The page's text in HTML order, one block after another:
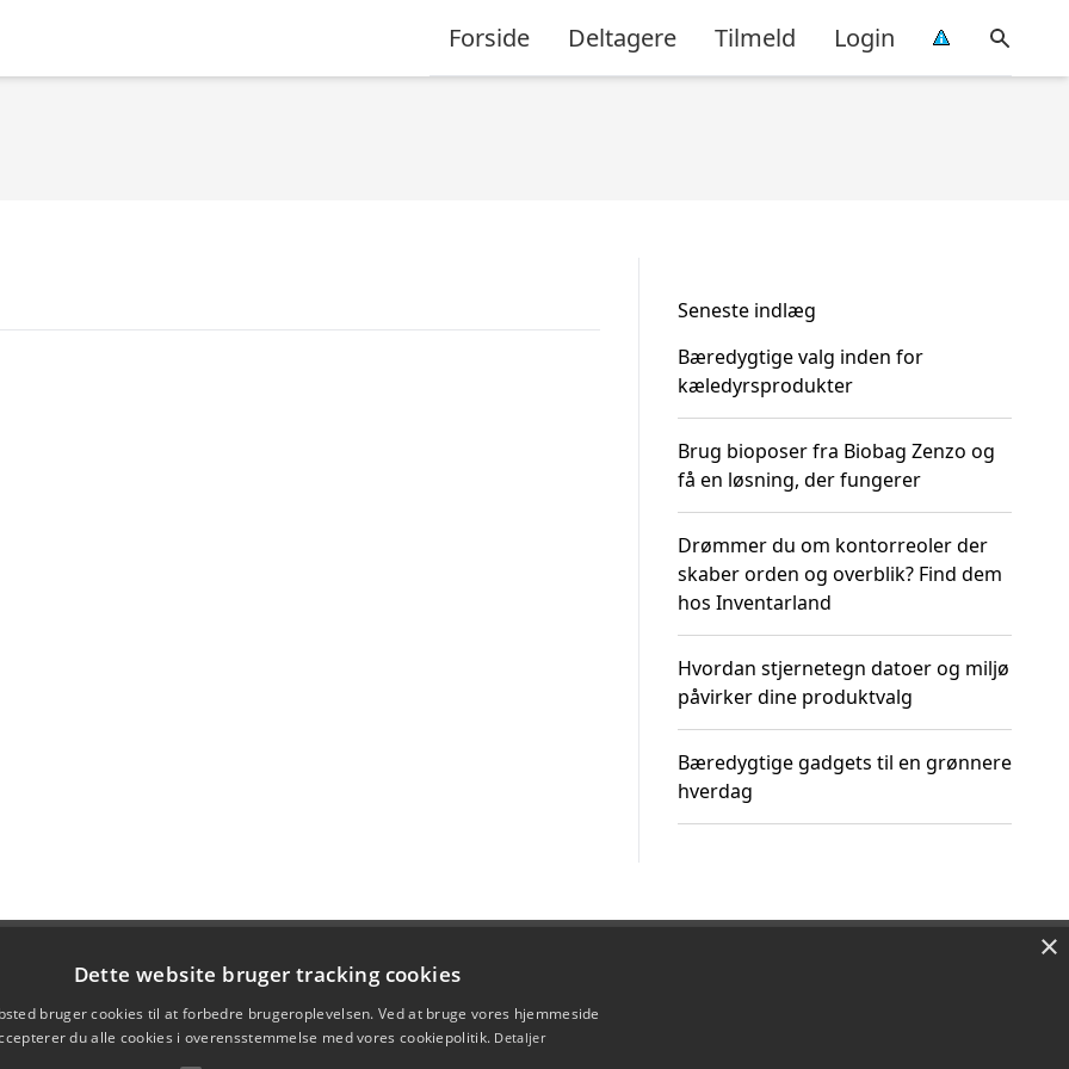
Forside Deltagere Tilmeld Login
Seneste indlæg
Bæredygtige valg inden for
kæledyrsprodukter
Brug bioposer fra Biobag Zenzo og
få en løsning, der fungerer
Drømmer du om kontorreoler der
skaber orden og overblik? Find dem
hos Inventarland
Hvordan stjernetegn datoer og miljø
påvirker dine produktvalg
Bæredygtige gadgets til en grønnere
hverdag
×
Dette website bruger tracking cookies
bruger cookies til at forbedre brugeroplevelsen. Ved at bruge vores hjemmeside
du alle cookies i overensstemmelse med vores cookiepolitik. Detaljer